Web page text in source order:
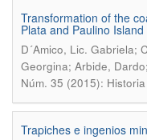
Transformation of the
Plata and Paulino
D´Amico, Lic. Gabriela;
Georgina; Arbide,
Núm. 35 (2015):
Trapiches e ingenios